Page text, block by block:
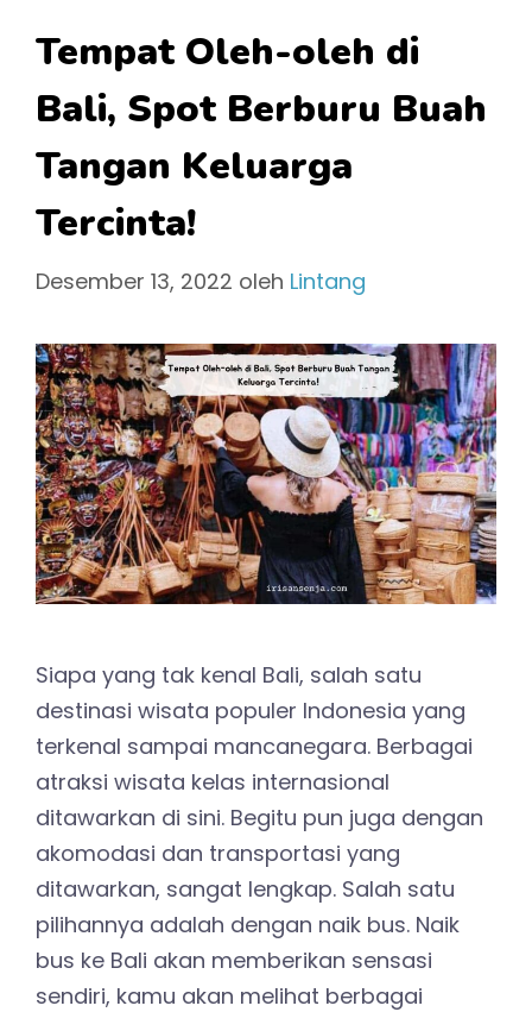
Tempat Oleh-oleh di
Bali, Spot Berburu Buah
Tangan Keluarga
Tercinta!
Desember 13, 2022 oleh Lintang
Siapa yang tak kenal Bali, salah satu
destinasi wisata populer Indonesia yang
terkenal sampai mancanegara. Berbagai
atraksi wisata kelas internasional
ditawarkan di sini. Begitu pun juga dengan
akomodasi dan transportasi yang
ditawarkan, sangat lengkap. Salah satu
pilihannya adalah dengan naik bus. Naik
bus ke Bali akan memberikan sensasi
sendiri, kamu akan melihat berbagai